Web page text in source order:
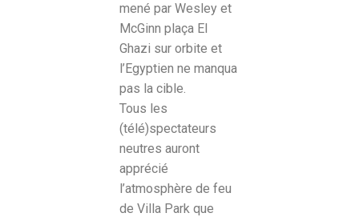
mené par Wesley et
McGinn plaça El
Ghazi sur orbite et
l’Egyptien ne manqua
pas la cible.
Tous les
(télé)spectateurs
neutres auront
apprécié
l’atmosphère de feu
de Villa Park que